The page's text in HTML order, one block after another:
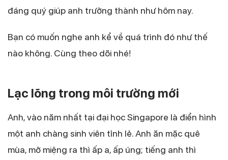
đáng quý giúp anh trưởng thành như hôm nay.
Bạn có muốn nghe anh kể về quá trình đó như thế
nào không. Cùng theo dõi nhé!
Lạc lõng trong môi trường mới
Anh, vào năm nhất tại đại học Singapore là điển hình
một anh chàng sinh viên tỉnh lẻ. Anh ăn mặc quê
mùa, mở miệng ra thì ấp a, ấp úng; tiếng anh thì